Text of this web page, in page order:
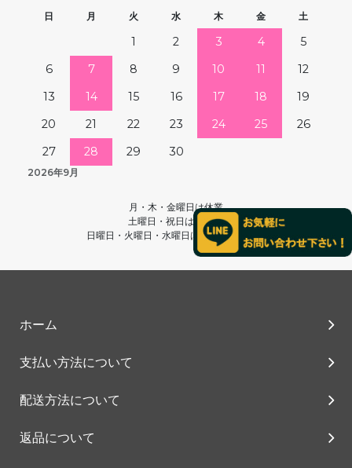
2026年9月
日 月 火 水 木 金 土
1 2 3 4
5
6
7 8 9 10 11
12
13
14 15 16 17 18
19
20
21 22 23 24 25
26
27
28 29 30
月・木・金曜日は休業
土曜日・祝日は13時～
日曜日・火曜日・水曜日は終日営業です。
ホーム
支払い方法について
配送方法について
返品について